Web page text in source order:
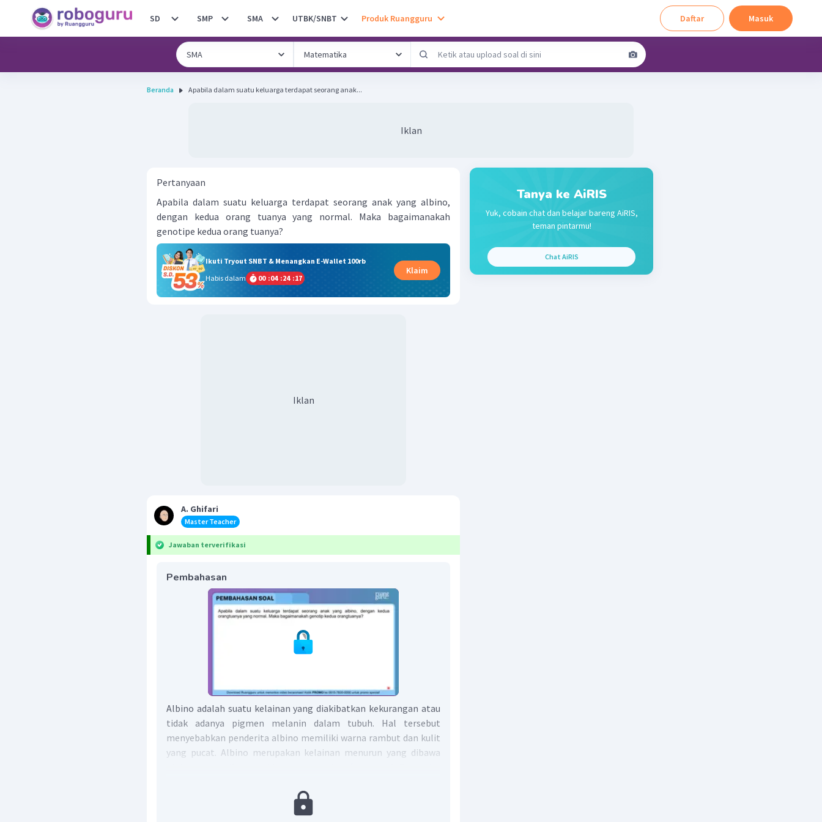
SD SMP SMA UTBK/SNBT Produk Ruangguru Daftar Masuk
Beranda Apabila dalam suatu keluarga terdapat seorang anak...
Iklan
Pertanyaan
Apabila dalam suatu keluarga terdapat seorang anak yang albino,
dengan kedua orang tuanya yang normal. Maka bagaimanakah
genotipe kedua orang tuanya?
Ikuti Tryout SNBT & Menangkan E-Wallet 100rb
Habis dalam
00 :04 :24 :17
Klaim
Iklan
A. Ghifari
Master Teacher
Jawaban terverifikasi
Pembahasan
Albino adalah suatu kelainan yang diakibatkan kekurangan atau
tidak adanya pigmen melanin dalam tubuh. Hal tersebut
menyebabkan penderita albino memiliki warna rambut dan kulit
yang pucat. Albino merupakan kelainan menurun yang dibawa
anak albino dari kedua orang tua yang normal, maka dapat
dipastikan kedua orang tuanya merupakan normal pembawa gen
Tanya ke AiRIS
Yuk, cobain chat dan belajar bareng AiRIS,
teman pintarmu!
Chat AiRIS